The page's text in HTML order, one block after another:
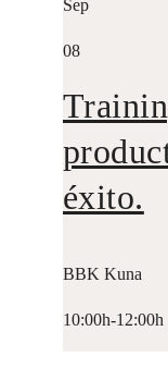
Sep
08
éxito.
BBK Kuna
10:00h-12:00h